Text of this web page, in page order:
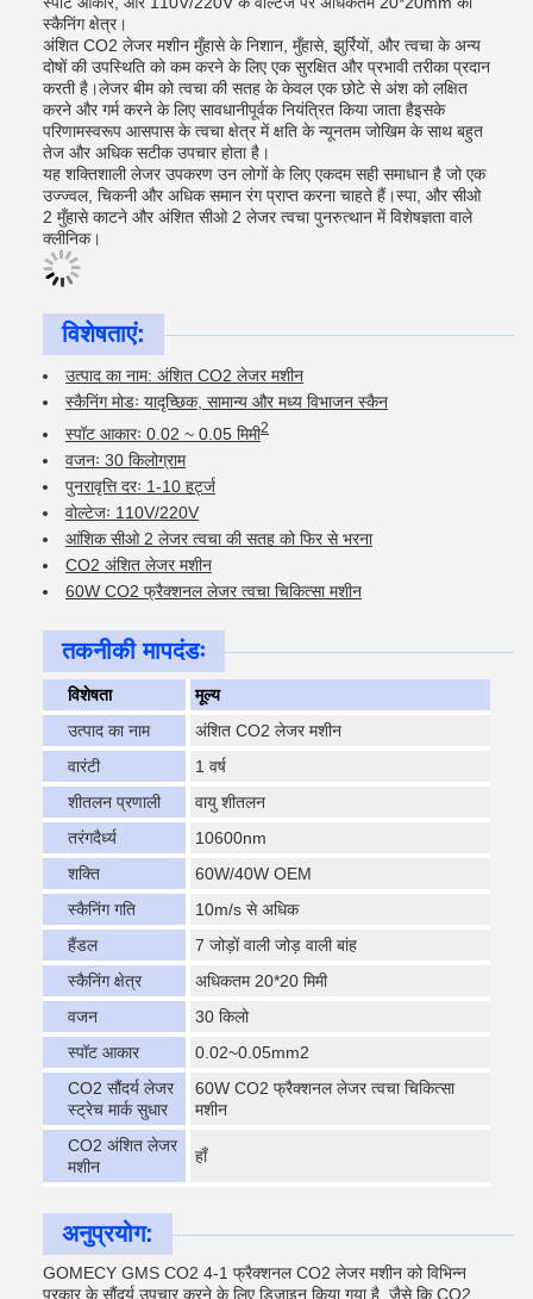
स्कैनिंग क्षेत्र।
अंशित CO2 लेजर मशीन मुँहासे के निशान, मुँहासे, झुर्रियों, और त्वचा के अन्य
दोषों की उपस्थिति को कम करने के लिए एक सुरक्षित और प्रभावी तरीका प्रदान
करती है।लेजर बीम को त्वचा की सतह के केवल एक छोटे से अंश को लक्षित
करने और गर्म करने के लिए सावधानीपूर्वक नियंत्रित किया जाता हैइसके
परिणामस्वरूप आसपास के त्वचा क्षेत्र में क्षति के न्यूनतम जोखिम के साथ बहुत
तेज और अधिक सटीक उपचार होता है।
यह शक्तिशाली लेजर उपकरण उन लोगों के लिए एकदम सही समाधान है जो एक
उज्ज्वल, चिकनी और अधिक समान रंग प्राप्त करना चाहते हैं।स्पा, और सीओ
2 मुँहासे काटने और अंशित सीओ 2 लेजर त्वचा पुनरुत्थान में विशेषज्ञता वाले
क्लीनिक।
विशेषताएं:
उत्पाद का नाम: अंशित CO2 लेजर मशीन
स्कैनिंग मोडः यादृच्छिक, सामान्य और मध्य विभाजन स्कैन
स्पॉट आकारः 0.02 ~ 0.05 मिमी2
वजनः 30 किलोग्राम
पुनरावृत्ति दरः 1-10 हर्ट्ज
वोल्टेजः 110V/220V
आंशिक सीओ 2 लेजर त्वचा की सतह को फिर से भरना
CO2 अंशित लेजर मशीन
60W CO2 फ्रैक्शनल लेजर त्वचा चिकित्सा मशीन
तकनीकी मापदंडः
विशेषता
मूल्य
उत्पाद का नाम
अंशित CO2 लेजर मशीन
वारंटी
1 वर्ष
शीतलन प्रणाली
वायु शीतलन
तरंगदैर्ध्य
10600nm
शक्ति
60W/40W OEM
स्कैनिंग गति
10m/s से अधिक
हैंडल
7 जोड़ों वाली जोड़ वाली बांह
स्कैनिंग क्षेत्र
अधिकतम 20*20 मिमी
वजन
30 किलो
स्पॉट आकार
0.02~0.05mm2
CO2 सौंदर्य लेजर
स्ट्रेच मार्क सुधार
60W CO2 फ्रैक्शनल लेजर त्वचा चिकित्सा
मशीन
CO2 अंशित लेजर
मशीन
हाँ
अनुप्रयोग:
GOMECY GMS CO2 4-1 फ्रैक्शनल CO2 लेजर मशीन को विभिन्न
प्रकार के सौंदर्य उपचार करने के लिए डिज़ाइन किया गया है, जैसे कि CO2